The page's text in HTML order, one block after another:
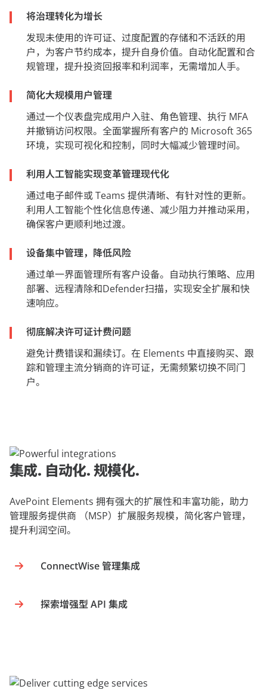
将治理转化为增长
发现未使用的许可证、过度配置的存储和不活跃的用
户，为客户节约成本，提升自身价值。自动化配置和合
规管理，提升投资回报率和利润率，无需增加人手。
简化大规模用户管理
通过一个仪表盘完成用户入驻、角色管理、执行 MFA
并撤销访问权限。全面掌握所有客户的 Microsoft 365
环境，实现可视化和控制，同时大幅减少管理时间。
利用人工智能实现变革管理现代化
通过电子邮件或 Teams 提供清晰、有针对性的更新。
利用人工智能个性化信息传递、减少阻力并推动采用，
确保客户更顺利地过渡。
设备集中管理，降低风险
通过单一界面管理所有客户设备。自动执行策略、应用
部署、远程清除和Defender扫描，实现安全扩展和快
速响应。
彻底解决许可证计费问题
避免计费错误和漏续订。在 Elements 中直接购买、跟
踪和管理主流分销商的许可证，无需频繁切换不同门
户。
集成. 自动化. 规模化.
AvePoint Elements 拥有强大的扩展性和丰富功能，助力
管理服务提供商 （MSP）扩展服务规模，简化客户管理，
提升利润空间。
ConnectWise 管理集成
探索增强型 API 集成